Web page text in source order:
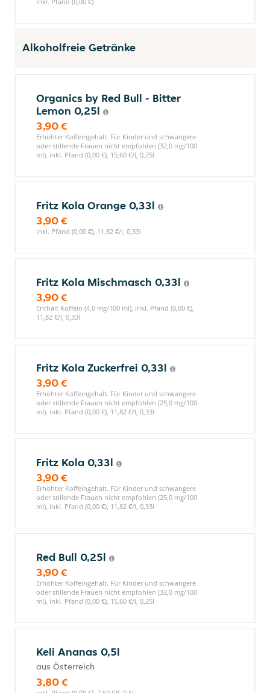
Alkoholfreie Getränke
Organics by Red Bull - Bitter
Lemon 0,25l
3,90 €
Erhöhter Koffeingehalt. Für Kinder und schwangere
oder stillende Frauen nicht empfohlen (32,0 mg/100
ml), inkl. Pfand (0,00 €), 15,60 €/l, 0,25l
Fritz Kola Orange 0,33l
3,90 €
inkl. Pfand (0,00 €), 11,82 €/l, 0,33l
Fritz Kola Mischmasch 0,33l
3,90 €
Enthält Koffein (4,0 mg/100 ml), inkl. Pfand (0,00 €),
11,82 €/l, 0,33l
Fritz Kola Zuckerfrei 0,33l
3,90 €
Erhöhter Koffeingehalt. Für Kinder und schwangere
oder stillende Frauen nicht empfohlen (25,0 mg/100
ml), inkl. Pfand (0,00 €), 11,82 €/l, 0,33l
Fritz Kola 0,33l
3,90 €
Erhöhter Koffeingehalt. Für Kinder und schwangere
oder stillende Frauen nicht empfohlen (25,0 mg/100
ml), inkl. Pfand (0,00 €), 11,82 €/l, 0,33l
Red Bull 0,25l
3,90 €
Erhöhter Koffeingehalt. Für Kinder und schwangere
oder stillende Frauen nicht empfohlen (32,0 mg/100
ml), inkl. Pfand (0,00 €), 15,60 €/l, 0,25l
Keli Ananas 0,5l
aus Österreich
3,80 €